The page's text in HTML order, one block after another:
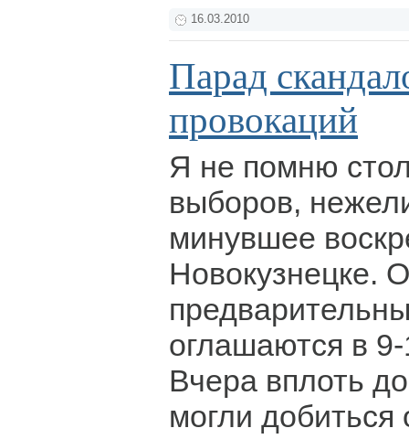
16.03.2010
Парад
провокаций
Я не помню
выборов,
минувшее
Новокузнецке.
оглашаются в
Вчера вплоть
могли